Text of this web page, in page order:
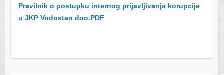
Pravilnik o postupku internog prijavljivanja korupcije
u JKP Vodostan doo.PDF